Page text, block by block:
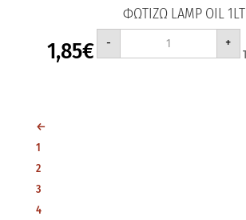
ΦΩΤΙΖΩ LAMP OIL 1LT
1,85€ -
ΦΩΤΙΖΩ
OIL
+
←
1
2
3
4